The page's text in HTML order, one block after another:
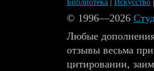
Библиотека
Искусство
© 1996—2026
Любые
отзывы весьма
цитировании,